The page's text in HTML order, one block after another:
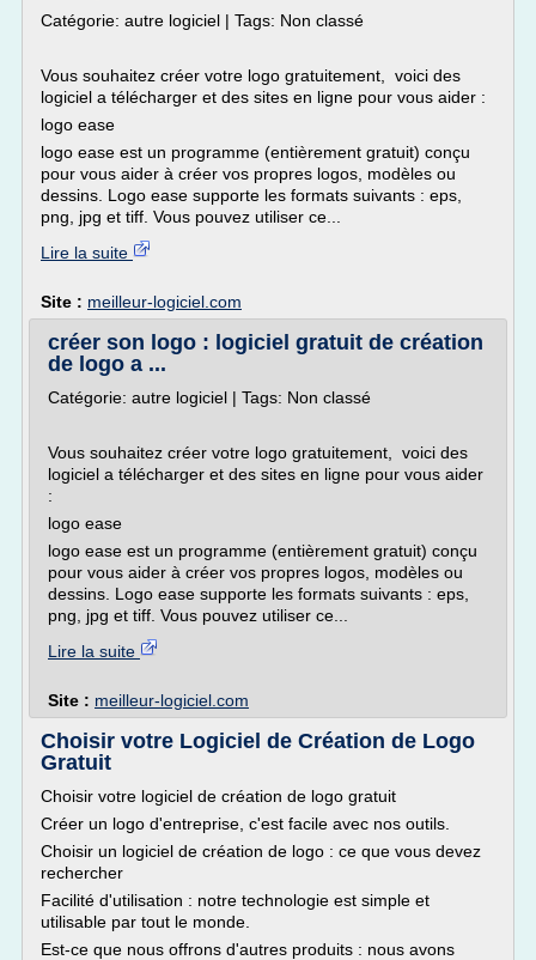
Catégorie: autre logiciel | Tags: Non classé
Vous souhaitez créer votre logo gratuitement, voici des
logiciel a télécharger et des sites en ligne pour vous aider :
logo ease
logo ease est un programme (entièrement gratuit) conçu
pour vous aider à créer vos propres logos, modèles ou
dessins. Logo ease supporte les formats suivants : eps,
png, jpg et tiff. Vous pouvez utiliser ce...
Lire la suite
Site : meilleur-logiciel.com
créer son logo : logiciel gratuit de création
de logo a ...
Catégorie: autre logiciel | Tags: Non classé
Vous souhaitez créer votre logo gratuitement, voici des
logiciel a télécharger et des sites en ligne pour vous aider
:
logo ease
logo ease est un programme (entièrement gratuit) conçu
pour vous aider à créer vos propres logos, modèles ou
dessins. Logo ease supporte les formats suivants : eps,
png, jpg et tiff. Vous pouvez utiliser ce...
Lire la suite
Site : meilleur-logiciel.com
Choisir votre Logiciel de Création de Logo
Gratuit
Choisir votre logiciel de création de logo gratuit
Créer un logo d'entreprise, c'est facile avec nos outils.
Choisir un logiciel de création de logo : ce que vous devez
rechercher
Facilité d'utilisation : notre technologie est simple et
utilisable par tout le monde.
Est-ce que nous offrons d'autres produits : nous avons